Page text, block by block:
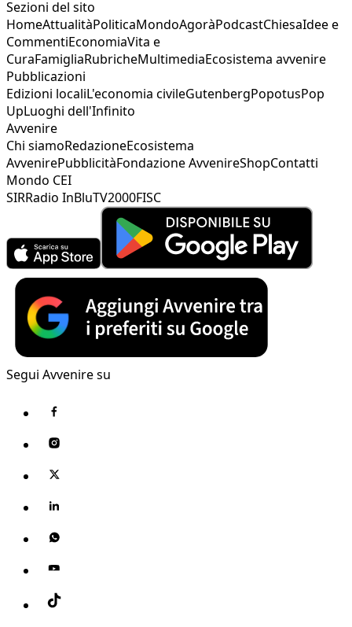
Sezioni del sito
HomeAttualitàPoliticaMondoAgoràPodcastChiesaIdee e
CommentiEconomiaVita e
CuraFamigliaRubricheMultimediaEcosistema avvenire
Pubblicazioni
Edizioni localiL'economia civileGutenbergPopotusPop
UpLuoghi dell'Infinito
Avvenire
Chi siamoRedazioneEcosistema
AvvenirePubblicitàFondazione AvvenireShopContatti
Mondo CEI
SIRRadio InBluTV2000FISC
Segui Avvenire su